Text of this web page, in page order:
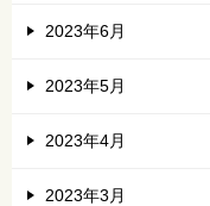
2023年6月
2023年5月
2023年4月
2023年3月